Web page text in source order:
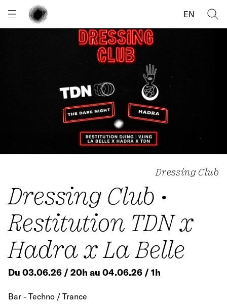
EN
Dressing Club
Dressing Club •
Restitution TDN x
Hadra x La Belle
Du 03.06.26 / 20h au 04.06.26 / 1h
Bar - Techno / Trance
Panneau de gestion des cookies